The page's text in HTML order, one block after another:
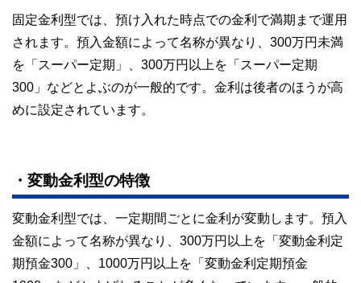
固定金利型では、預け入れた時点での金利で満期まで運用
されます。預入金額によって名称が異なり、300万円未満
を「スーパー定期」、300万円以上を「スーパー定期
300」などとよぶのが一般的です。金利は後者のほうが高
めに設定されています。
・変動金利型の特徴
変動金利型では、一定期間ごとに金利が変動します。預入
金額によって名称が異なり、300万円以上を「変動金利定
期預金300」、1000万円以上を「変動金利定期預金